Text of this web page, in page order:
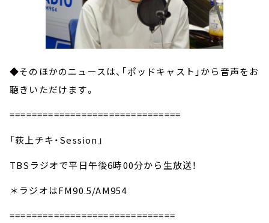
◆そのほかのニュースは、「ポッドキャスト」から音声をお
聴きいただけます。
===============================
「荻上チキ・Session」
TBSラジオで平日午後6時00分から生放送！
＊ラジオはFM90.5/AM954
==============================